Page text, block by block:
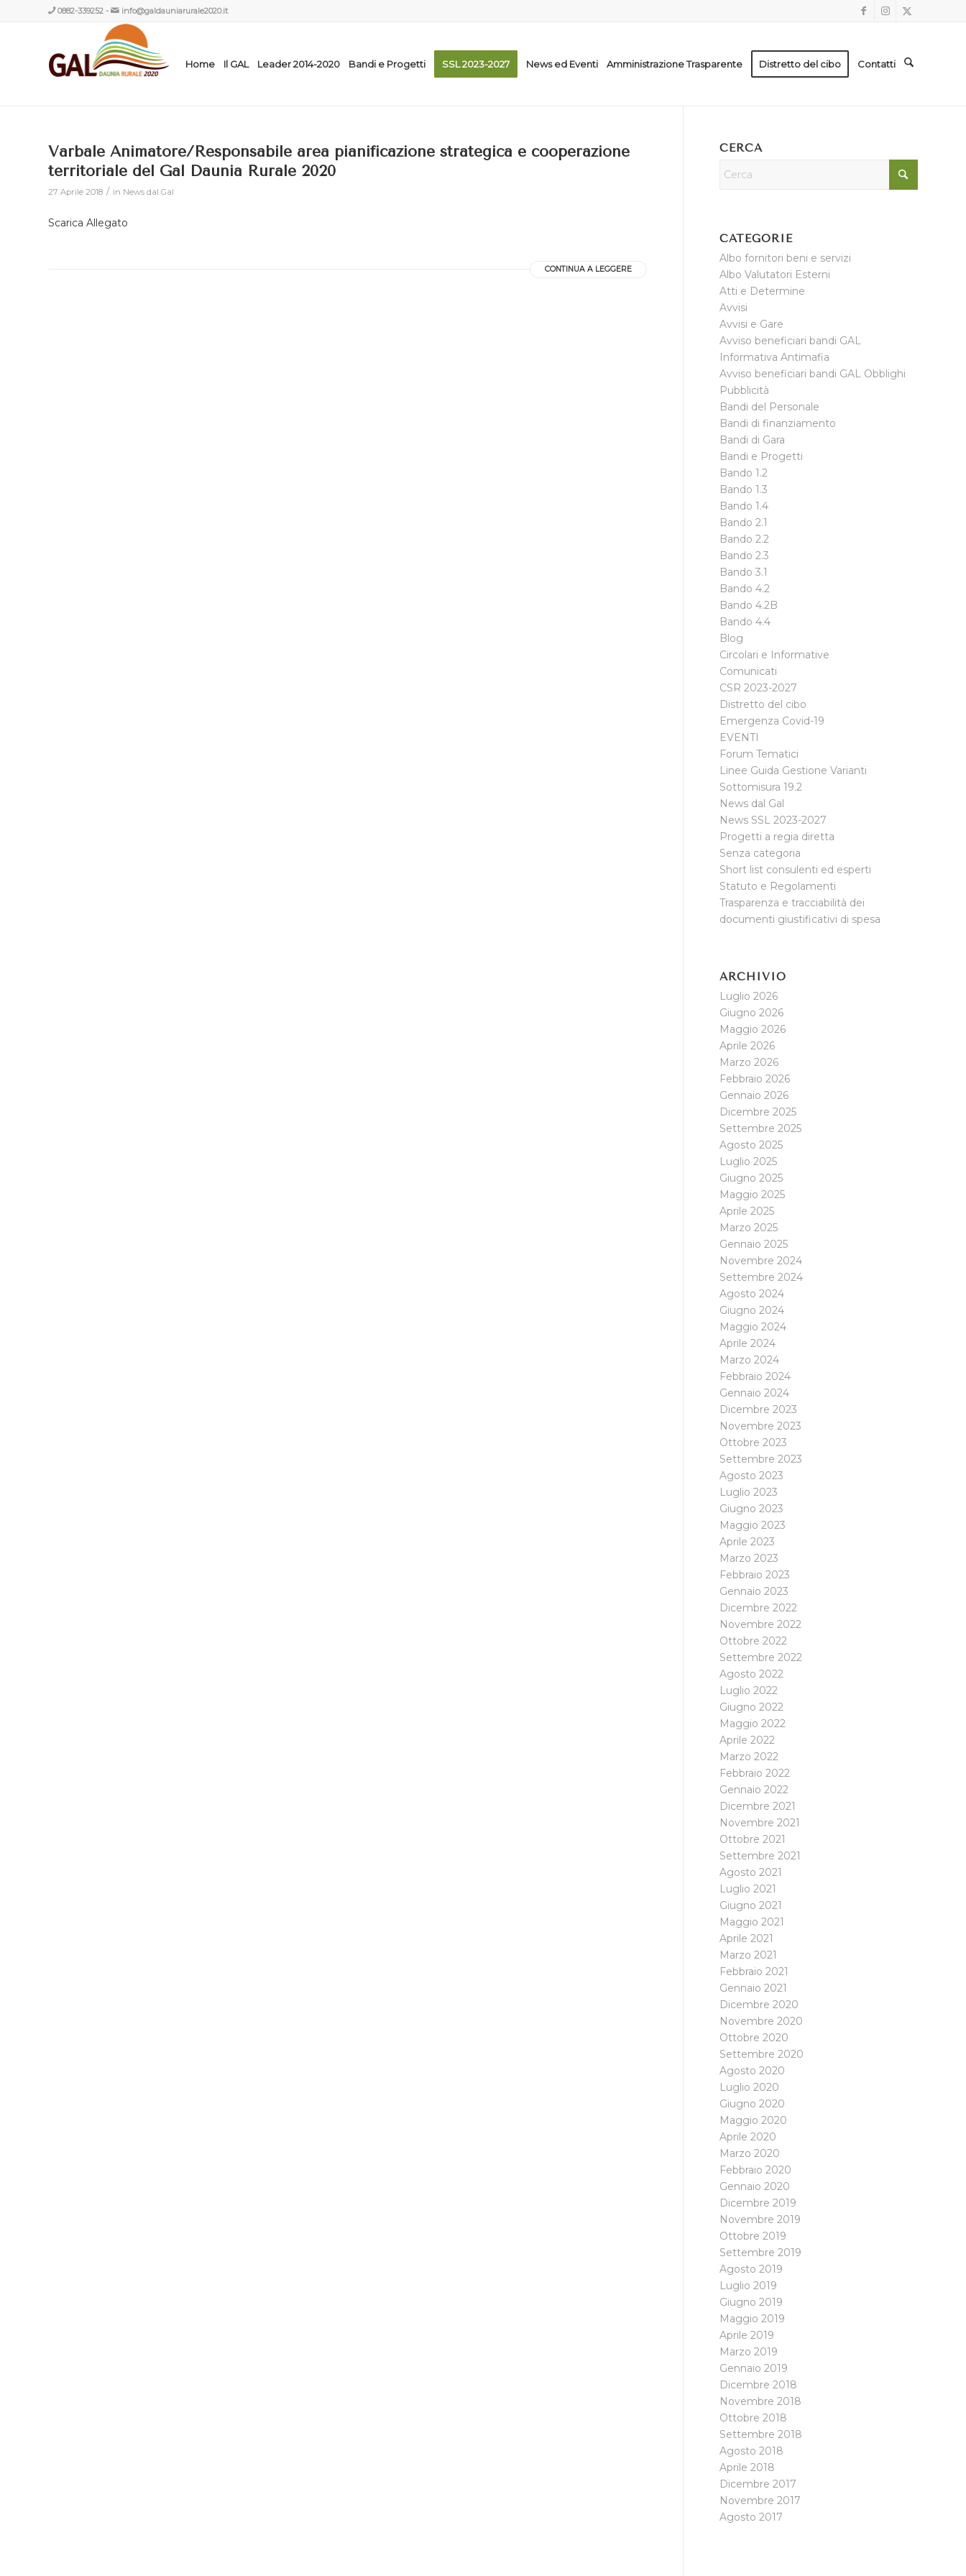
0882-339252 - info@galdauniarurale2020.it
Home Il GAL Leader 2014-2020 Bandi e Progetti SSL 2023-2027 News ed Eventi Amministrazione Trasparente Distretto del cibo Contatti
Varbale Animatore/Responsabile area pianificazione strategica e cooperazione
territoriale del Gal Daunia Rurale 2020
27 Aprile 2018 / in News dal Gal
Scarica Allegato
CONTINUA A LEGGERE
CERCA
CATEGORIE
Albo fornitori beni e servizi
Albo Valutatori Esterni
Atti e Determine
Avvisi
Avvisi e Gare
Avviso beneficiari bandi GAL
Informativa Antimafia
Avviso beneficiari bandi GAL Obblighi
Pubblicità
Bandi del Personale
Bandi di finanziamento
Bandi di Gara
Bandi e Progetti
Bando 1.2
Bando 1.3
Bando 1.4
Bando 2.1
Bando 2.2
Bando 2.3
Bando 3.1
Bando 4.2
Bando 4.2B
Bando 4.4
Blog
Circolari e Informative
Comunicati
CSR 2023-2027
Distretto del cibo
Emergenza Covid-19
EVENTI
Forum Tematici
Linee Guida Gestione Varianti
Sottomisura 19.2
News dal Gal
News SSL 2023-2027
Progetti a regia diretta
Senza categoria
Short list consulenti ed esperti
Statuto e Regolamenti
Trasparenza e tracciabilità dei
documenti giustificativi di spesa
ARCHIVIO
Luglio 2026
Giugno 2026
Maggio 2026
Aprile 2026
Marzo 2026
Febbraio 2026
Gennaio 2026
Dicembre 2025
Settembre 2025
Agosto 2025
Luglio 2025
Giugno 2025
Maggio 2025
Aprile 2025
Marzo 2025
Gennaio 2025
Novembre 2024
Settembre 2024
Agosto 2024
Giugno 2024
Maggio 2024
Aprile 2024
Marzo 2024
Febbraio 2024
Gennaio 2024
Dicembre 2023
Novembre 2023
Ottobre 2023
Settembre 2023
Agosto 2023
Luglio 2023
Giugno 2023
Maggio 2023
Aprile 2023
Marzo 2023
Febbraio 2023
Gennaio 2023
Dicembre 2022
Novembre 2022
Ottobre 2022
Settembre 2022
Agosto 2022
Luglio 2022
Giugno 2022
Maggio 2022
Aprile 2022
Marzo 2022
Febbraio 2022
Gennaio 2022
Dicembre 2021
Novembre 2021
Ottobre 2021
Settembre 2021
Agosto 2021
Luglio 2021
Giugno 2021
Maggio 2021
Aprile 2021
Marzo 2021
Febbraio 2021
Gennaio 2021
Dicembre 2020
Novembre 2020
Ottobre 2020
Settembre 2020
Agosto 2020
Luglio 2020
Giugno 2020
Maggio 2020
Aprile 2020
Marzo 2020
Febbraio 2020
Gennaio 2020
Dicembre 2019
Novembre 2019
Ottobre 2019
Settembre 2019
Agosto 2019
Luglio 2019
Giugno 2019
Maggio 2019
Aprile 2019
Marzo 2019
Gennaio 2019
Dicembre 2018
Novembre 2018
Ottobre 2018
Settembre 2018
Agosto 2018
Aprile 2018
Dicembre 2017
Novembre 2017
Agosto 2017